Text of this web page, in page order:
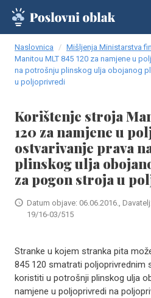
Naslovnica Mišljenja Ministarstva
Manitou MLT 845 120 za namjene u
na potrošnju plinskog ulja obojanog
u poljoprivredi
Korištenje stroja
120 za namjene u
ostvarivanje prava
plinskog ulja
za pogon stroja u
Datum objave: 06.06.2016.,
19/16-03/515
Stranke u kojem stranka pita
845 120 smatrati poljoprivrednim
koristiti u potrošnji plinskog ulja
namjene u poljoprivredi na